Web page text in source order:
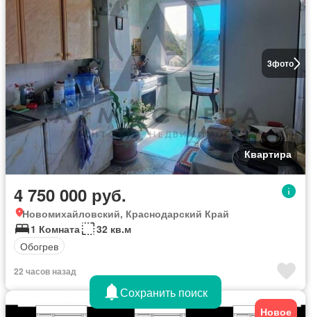
3фото
Квартира
4 750 000 руб.
Новомихайловский, Краснодарский Край
1 Комната
32 кв.м
Обогрев
22 часов назад
Новое
Сохранить поиск